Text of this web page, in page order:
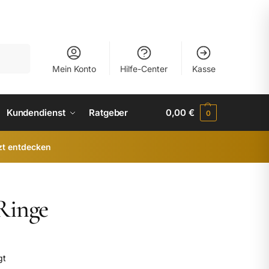
Mein Konto Hilfe-Center Kasse
Kundendienst Ratgeber 0,00€ 0
entdecken